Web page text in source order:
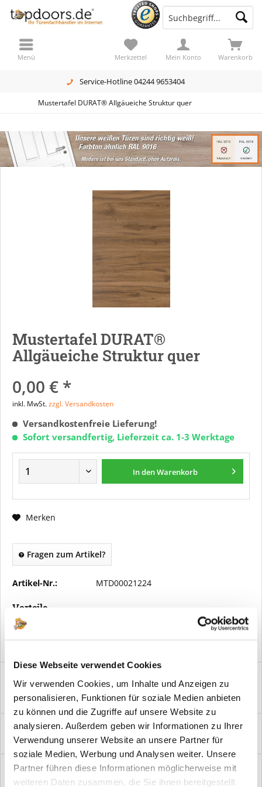
Diese Webseite verwendet Cookies
Wir verwenden Cookies, um Inhalte und Anzeigen zu
personalisieren, Funktionen für soziale Medien anbieten
zu können und die Zugriffe auf unsere Website zu
analysieren. Außerdem geben wir Informationen zu Ihrer
Verwendung unserer Website an unsere Partner für
soziale Medien, Werbung und Analysen weiter. Unsere
Partner führen diese Informationen möglicherweise mit
weiteren Daten zusammen, die Sie ihnen bereitgestellt
Service-Hotline 04244 9653404
Warenkorb
Merkzettel Mein Konto
Menü
Mustertafel DURAT® Allgäueiche Struktur quer
Mustertafel DURAT®
Allgäueiche Struktur quer
0,00 € *
inkl. MwSt.zzgl. Versandkosten
Versandkostenfreie Lieferung!
Sofort versandfertig, Lieferzeit ca. 1-3 Werktage
In denWarenkorb
Merken
Fragen zum Artikel?
Artikel-Nr.: MTD00021224
Vorteile
Kostenloser Versand ab € 2000,- Bestellwert
Mustertafel DURAT® Allgäueiche Struktur quer Damit Sie sich
die Entscheidung leichter machen...mehr
Bewertungen
0
Bewertungen lesen, schreiben und diskutieren...mehr
Hilfevideo
mehr